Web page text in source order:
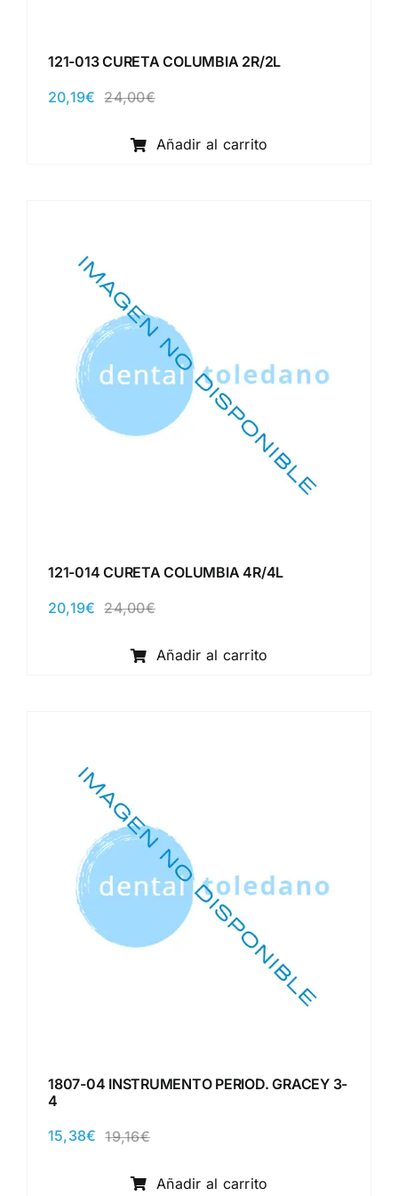
121-013 CURETA COLUMBIA 2R/2L
24,00€El
original
era:
20,19€
El
actual
es:
Añadir al carrito
121-014 CURETA COLUMBIA 4R/4L
24,00€El
original
era:
20,19€
El
actual
es:
Añadir al carrito
1807-04 INSTRUMENTO PERIOD. GRACEY 3-
4
19,16€El
original
15,38€
El
actual
Añadir al carrito